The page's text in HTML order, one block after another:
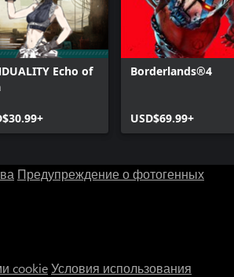
Echo of
Borderlands®4
USD$69.99+
Предупреждение о фотогенных
cookieУсловия использования